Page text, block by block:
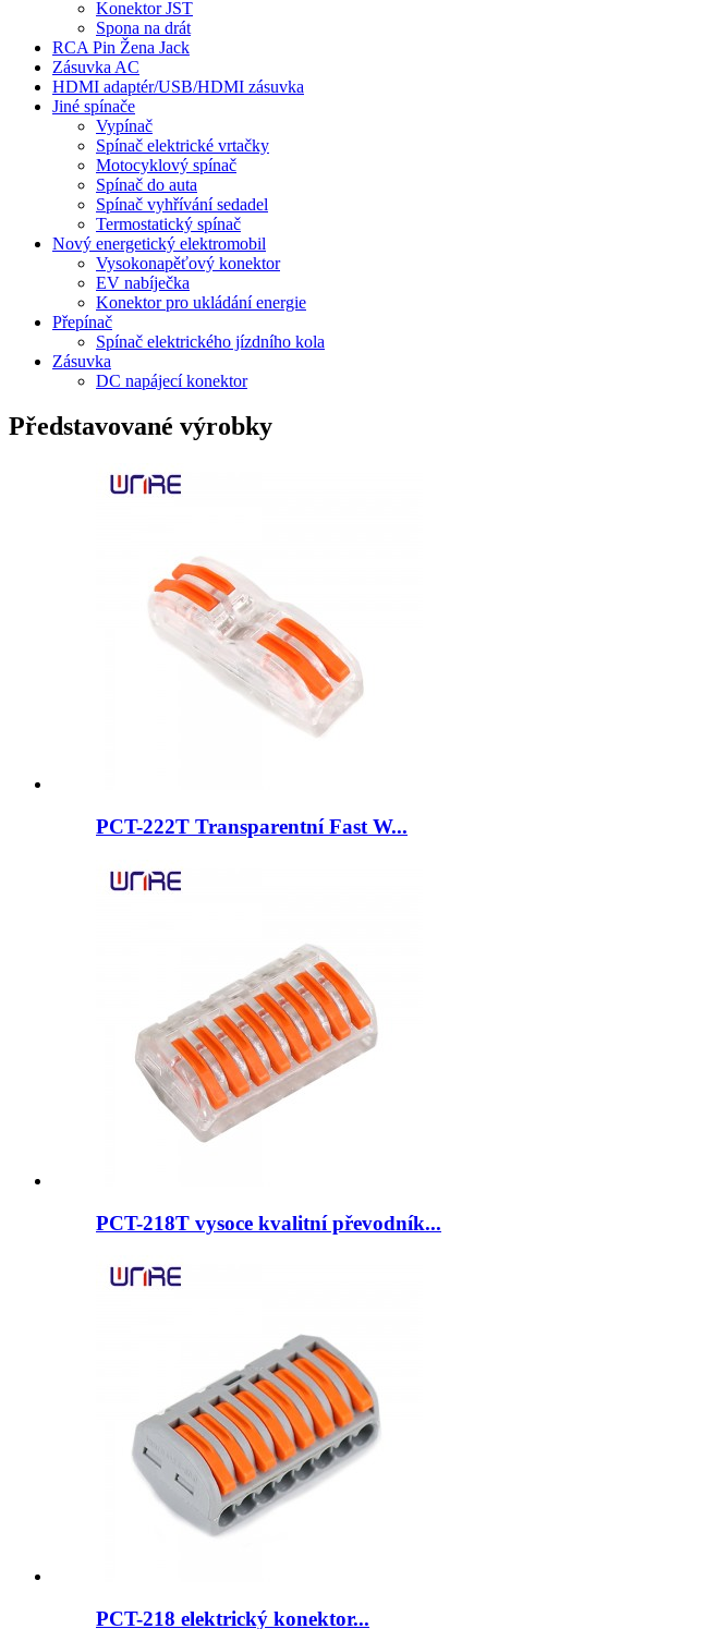
Konektor JST
Spona na drát
RCA Pin Žena Jack
Zásuvka AC
HDMI adaptér/USB/HDMI zásuvka
Jiné spínače
Vypínač
Spínač elektrické vrtačky
Motocyklový spínač
Spínač do auta
Spínač vyhřívání sedadel
Termostatický spínač
Nový energetický elektromobil
Vysokonapěťový konektor
EV nabíječka
Konektor pro ukládání energie
Přepínač
Spínač elektrického jízdního kola
Zásuvka
DC napájecí konektor
Představované výrobky
PCT-222T Transparentní Fast W...
PCT-218T vysoce kvalitní převodník...
PCT-218 elektrický konektor...